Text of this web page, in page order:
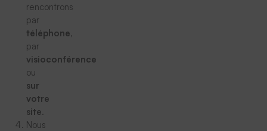
rencontrons
par
téléphone,
par
visioconférence
ou
sur
votre
site.
Nous